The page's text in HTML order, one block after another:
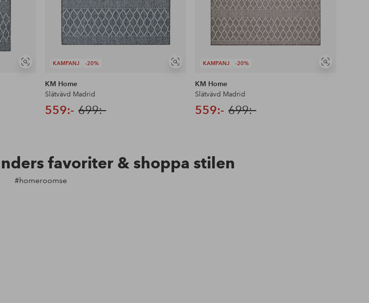
Visa
KAMPANJ -20%
Visa
KM Home
Slätvävd Madrid
559:- 699:-
KAMPANJ -20%
Visa
KM Home
Slätvävd Madrid
559:- 699:-
favoriter & shoppa stilen
#homeroomse